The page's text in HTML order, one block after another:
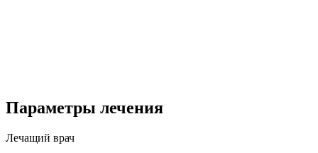
Параметры лечения
Лечащий врач